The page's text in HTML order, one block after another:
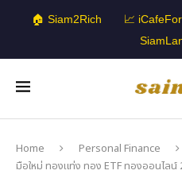
🏠 Siam2Rich 📈
Home Personal Finance
มือใหม่ ทองแท่ง ทอง ETF ทองออนไลน์